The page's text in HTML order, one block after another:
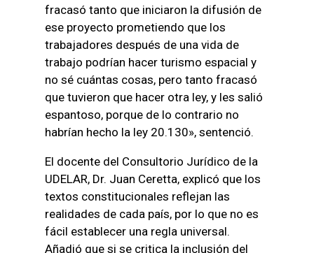
fracasó tanto que iniciaron la difusión de
ese proyecto prometiendo que los
trabajadores después de una vida de
trabajo podrían hacer turismo espacial y
no sé cuántas cosas, pero tanto fracasó
que tuvieron que hacer otra ley, y les salió
espantoso, porque de lo contrario no
habrían hecho la ley 20.130», sentenció.
El docente del Consultorio Jurídico de la
UDELAR, Dr. Juan Ceretta, explicó que los
textos constitucionales reflejan las
realidades de cada país, por lo que no es
fácil establecer una regla universal.
Añadió que si se critica la inclusión del